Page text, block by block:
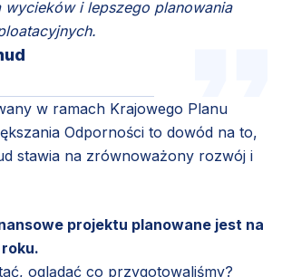
wycieków i lepszego planowania
w ramach Krajowego Planu
Odporności to dowód na to,
stawia na zrównoważony rozwój i
projektu planowane jest na
oglądać co przygotowaliśmy?